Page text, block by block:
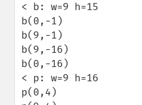
< b: w=9 h=15
b(0,-1)
b(9,-1)
b(9,-16)
b(0,-16)
< p: w=9 h=16
p(0,4)